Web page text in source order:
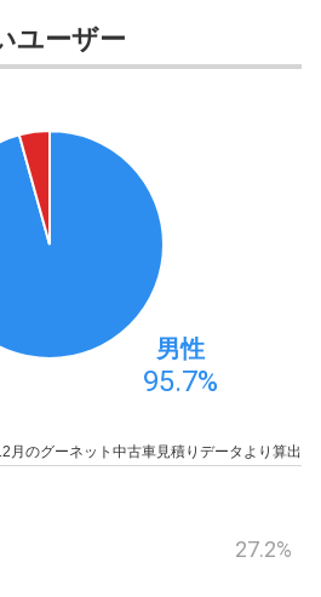
ユーザー
男性
95.7%
のグーネット中古車見積りデータより算出
27.2%